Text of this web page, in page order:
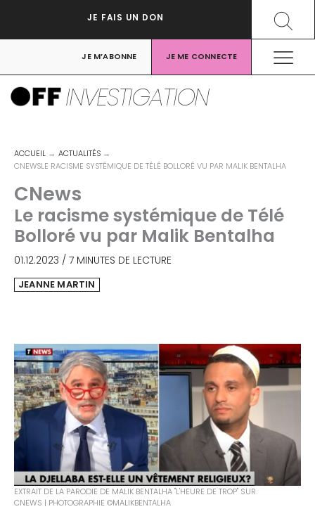
JE FAIS UN DON
JE M’ABONNE JE ME CONNECTE
INVESTIGATION
ACCUEIL
ACTUALITÉS
CNEWSLE RACISME SYSTÉMIQUE DE TÉLÉ BOLLORÉ VU PAR MALIK BENTALHA
CNews
Le racisme systémique de Télé
Bolloré vu par Malik Bentalha
01.12.2023 / 7 MINUTES DE LECTURE
JEANNE MARTIN
EXTRAIT DE LA PARODIE DE MALIK BENTALHA "L'HEURE DE TROP" SUR
CNEWS | PHOTOGRAPHIE ©MALIKBENTALHA